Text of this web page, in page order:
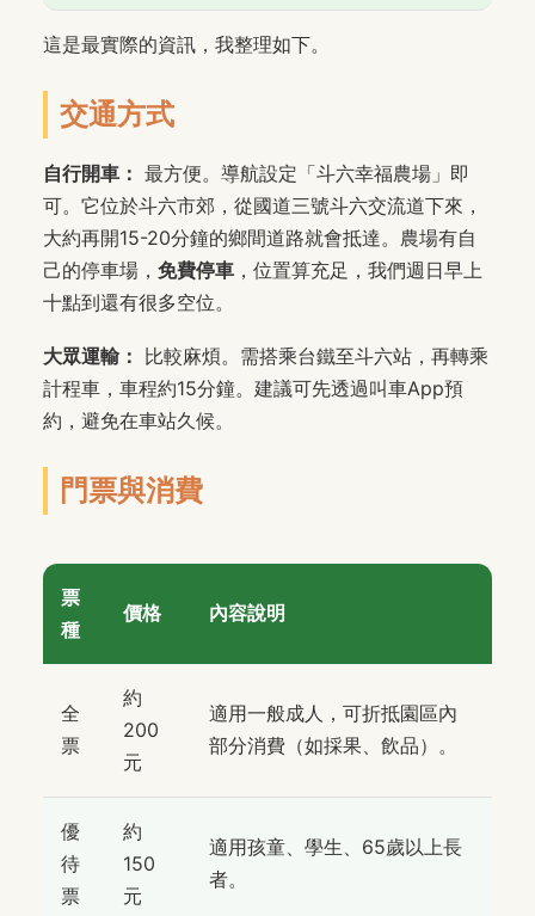
這是最實際的資訊，我整理如下。
交通方式
自行開車： 最方便。導航設定「斗六幸福農場」即
可。它位於斗六市郊，從國道三號斗六交流道下來，
大約再開15-20分鐘的鄉間道路就會抵達。農場有自
己的停車場， 免費停車 ，位置算充足，我們週日早上
十點到還有很多空位。
大眾運輸：
比較麻煩。需搭乘台鐵至斗六站，再轉乘
計程車，車程約15分鐘。建議可先透過叫車App預
約，避免在車站久候。
門票與消費
票
種
價格 內容說明
全
票
約
200
元
適用一般成人，可折抵園區內
部分消費（如採果、飲品）。
優
待
票
約
150
元
適用孩童、學生、65歲以上長
者。